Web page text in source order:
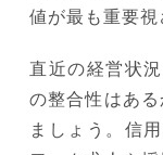
値が最も重要視
直近の経営状
の整合性はあ
ましょう。信